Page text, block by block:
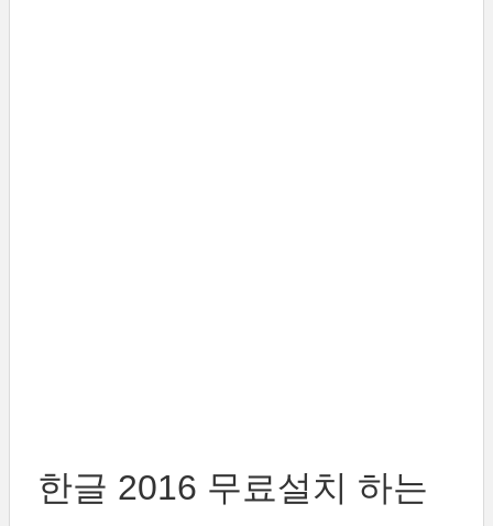
한글 2016 무료설치 하는